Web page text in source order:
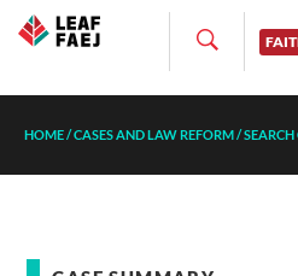
HOME/CASES AND LAW REFORM/SEARCH